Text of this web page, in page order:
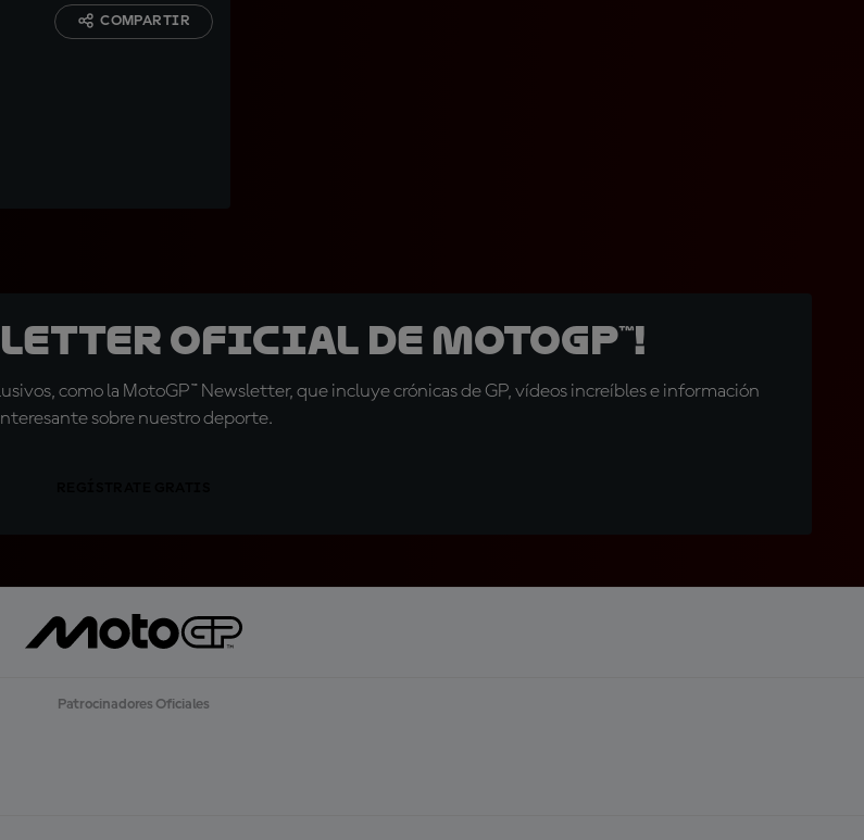
COMPARTIR
oficial de MotoGP™!
como la MotoGP™ Newsletter, que incluye crónicas de GP, vídeos increíbles e información
sobre nuestro deporte.
Patrocinadores Oficiales